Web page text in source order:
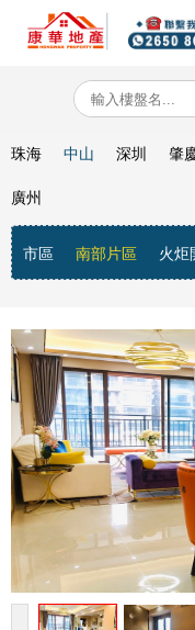
珠海 中山
市區 南部片區 火炬
深圳 肇
廣州